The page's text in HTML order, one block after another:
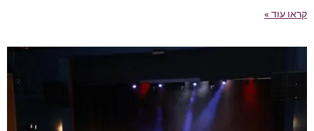
קראו עוד »